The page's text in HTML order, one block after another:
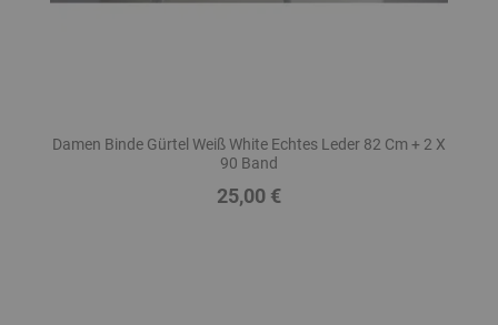
Damen Binde Gürtel Weiß White Echtes Leder 82 Cm + 2 X
90 Band
Preis
25,00 €